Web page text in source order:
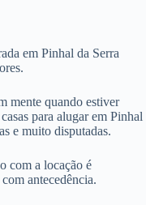
em Pinhal da Serra
mente quando estiver
para alugar em Pinhal
e muito disputadas.
com a locação é
antecedência.